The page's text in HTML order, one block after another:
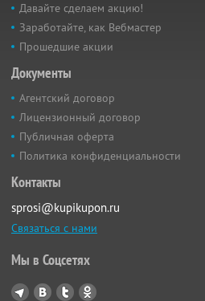
Давайте сделаем акцию!
Заработайте, как Вебмастер
Прошедшие акции
Документы
Агентский договор
Лицензионный договор
Публичная оферта
Политика конфиденциальности
Контакты
sprosi@kupikupon.ru
Связаться с нами
Мы в Соцсетях